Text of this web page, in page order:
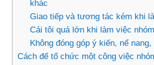
khác
Giao tiếp và tương tác kém khi
Cái tôi quá lớn khi làm việc nhóm
Không đóng góp ý kiến, nể nang,
Cách để tổ chức một công việc